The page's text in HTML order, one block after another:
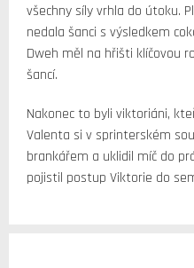
všechny síly vrhla do útoku.
nedala šanci s výsledkem
Dweh měl na hřišti klíčovou
šancí.
Nakonec to byli viktoriáni,
Valenta si v sprinterském
brankářem a uklidil míč do
pojistil postup Viktorie do